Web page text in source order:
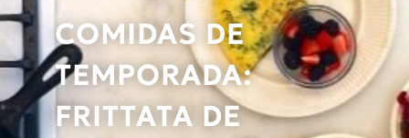
COMIDAS DE
TEMPORADA:
FRITTATA DE